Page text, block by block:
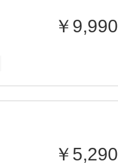
￥9,990
￥5,290